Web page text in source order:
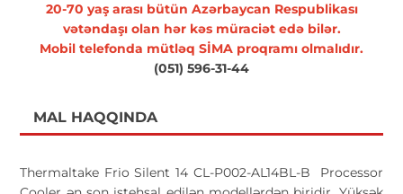
20-70 yaş arası bütün Azərbaycan Respublikası
vətəndaşı olan hər kəs müraciət edə bilər.
Mobil telefonda mütləq SİMA proqramı olmalıdır.
(051) 596-31-44
MAL HAQQINDA
Thermaltake Frio Silent 14 CL-P002-AL14BL-B Processor